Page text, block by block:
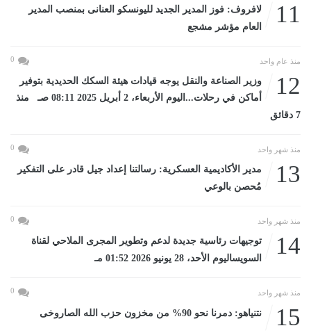
11
لافروف: فوز المدير الجديد لليونسكو العنانى بمنصب المدير
العام مؤشر مشجع
منذ عام واحد 0
12
وزير الصناعة والنقل يوجه قيادات هيئة السكك الحديدية بتوفير
أماكن في رحلات...اليوم الأربعاء، 2 أبريل 2025 08:11 صـ منذ
7 دقائق
منذ شهر واحد 0
13
مدير الأكاديمية العسكرية: رسالتنا إعداد جيل قادر على التفكير
مُحصن بالوعي
منذ شهر واحد 0
14
توجيهات رئاسية جديدة لدعم وتطوير المجرى الملاحي لقناة
السويساليوم الأحد، 28 يونيو 2026 01:52 مـ
منذ شهر واحد 0
15 نتنياهو: دمرنا نحو 90% من مخزون حزب الله الصاروخى